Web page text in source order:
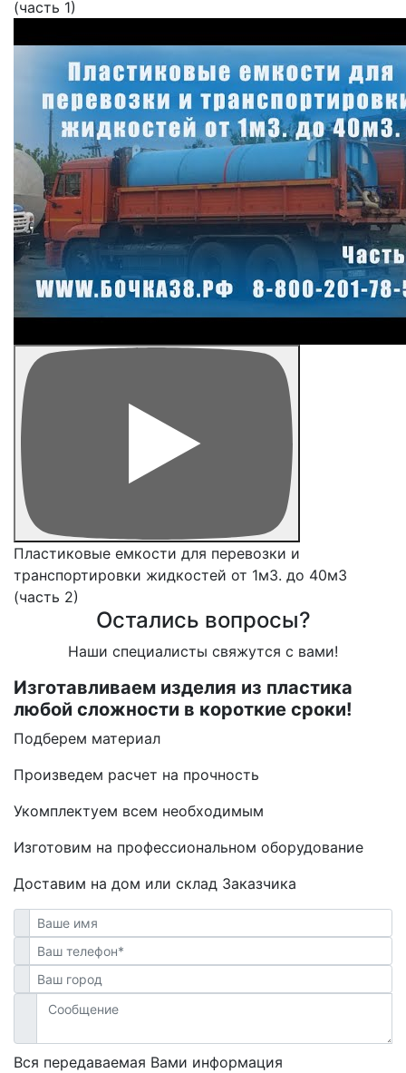
(часть 1)
Пластиковые емкости для перевозки и
транспортировки жидкостей от 1м3. до 40м3
(часть 2)
Остались вопросы?
Наши специалисты свяжутся с вами!
Изготавливаем изделия из пластика
любой сложности в короткие сроки!
Подберем материал
Произведем расчет на прочность
Укомплектуем всем необходимым
Изготовим на профессиональном оборудование
Доставим на дом или склад Заказчика
Вся передаваемая Вами информация